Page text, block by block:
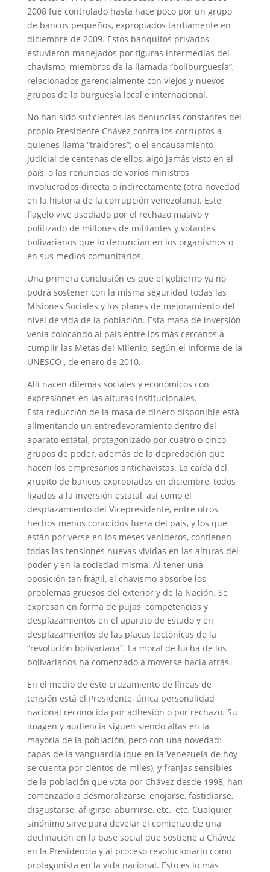
2008 fue controlado hasta hace poco por un grupo
de bancos pequeños, expropiados tardíamente en
diciembre de 2009. Estos banquitos privados
estuvieron manejados por figuras intermedias del
chavismo, miembros de la llamada “boliburguesía”,
relacionados gerencialmente con viejos y nuevos
grupos de la burguesía local e internacional.
No han sido suficientes las denuncias constantes del
propio Presidente Chávez contra los corruptos a
quienes llama “traidores”; o el encausamiento
judicial de centenas de ellos, algo jamás visto en el
país, o las renuncias de varios ministros
involucrados directa o indirectamente (otra novedad
en la historia de la corrupción venezolana). Este
flagelo vive asediado por el rechazo masivo y
politizado de millones de militantes y votantes
bolivarianos que lo denuncian en los organismos o
en sus medios comunitarios.
Una primera conclusión es que el gobierno ya no
podrá sostener con la misma seguridad todas las
Misiones Sociales y los planes de mejoramiento del
nivel de vida de la población. Esta masa de inversión
venía colocando al país entre los más cercanos a
cumplir las Metas del Milenio, según el Informe de la
UNESCO , de enero de 2010.
Allí nacen dilemas sociales y económicos con
expresiones en las alturas institucionales.
Esta reducción de la masa de dinero disponible está
alimentando un entredevoramiento dentro del
aparato estatal, protagonizado por cuatro o cinco
grupos de poder, además de la depredación que
hacen los empresarios antichavistas. La caída del
grupito de bancos expropiados en diciembre, todos
ligados a la inversión estatal, así como el
desplazamiento del Vicepresidente, entre otros
hechos menos conocidos fuera del país, y los que
están por verse en los meses venideros, contienen
todas las tensiones nuevas vividas en las alturas del
poder y en la sociedad misma. Al tener una
oposición tan frágil, el chavismo absorbe los
problemas gruesos del exterior y de la Nación. Se
expresan en forma de pujas, competencias y
desplazamientos en el aparato de Estado y en
desplazamientos de las placas tectónicas de la
“revolución bolivariana”. La moral de lucha de los
bolivarianos ha comenzado a moverse hacia atrás.
En el medio de este cruzamiento de líneas de
tensión está el Presidente, única personalidad
nacional reconocida por adhesión o por rechazo. Su
imagen y audiencia siguen siendo altas en la
mayoría de la población, pero con una novedad:
capas de la vanguardia (que en la Venezuela de hoy
se cuenta por cientos de miles), y franjas sensibles
de la población que vota por Chávez desde 1998, han
comenzado a desmoralizarse, enojarse, fastidiarse,
disgustarse, afligirse, aburrirse, etc., etc. Cualquier
sinónimo sirve para develar el comienzo de una
declinación en la base social que sostiene a Chávez
en la Presidencia y al proceso revolucionario como
protagonista en la vida nacional. Esto es lo más